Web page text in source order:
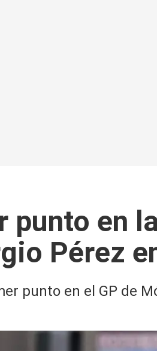
punto en
Pérez
punto en el GP de